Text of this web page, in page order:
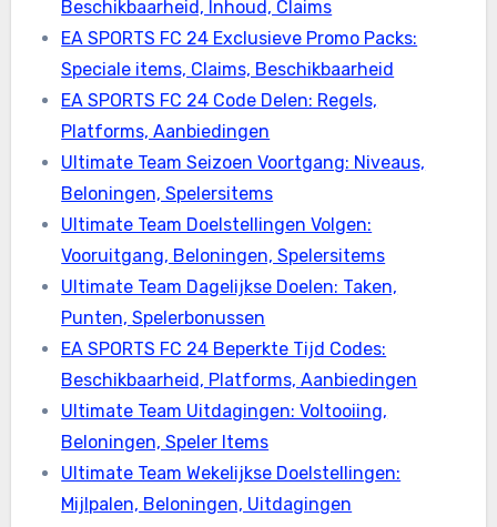
Beschikbaarheid, Inhoud, Claims
EA SPORTS FC 24 Exclusieve Promo Packs:
Speciale items, Claims, Beschikbaarheid
EA SPORTS FC 24 Code Delen: Regels,
Platforms, Aanbiedingen
Ultimate Team Seizoen Voortgang: Niveaus,
Beloningen, Spelersitems
Ultimate Team Doelstellingen Volgen:
Vooruitgang, Beloningen, Spelersitems
Ultimate Team Dagelijkse Doelen: Taken,
Punten, Spelerbonussen
EA SPORTS FC 24 Beperkte Tijd Codes:
Beschikbaarheid, Platforms, Aanbiedingen
Ultimate Team Uitdagingen: Voltooiing,
Beloningen, Speler Items
Ultimate Team Wekelijkse Doelstellingen:
Mijlpalen, Beloningen, Uitdagingen